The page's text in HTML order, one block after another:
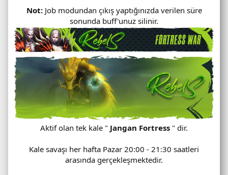
Not:Job modundan çıkış yaptığınızda verilen süre
sonunda buff'unuz silinir.
Aktif olan tek kale " Jangan Fortress " dir.
Kale savaşı her hafta Pazar 20:00 - 21:30 saatleri
arasında gerçekleşmektedir.